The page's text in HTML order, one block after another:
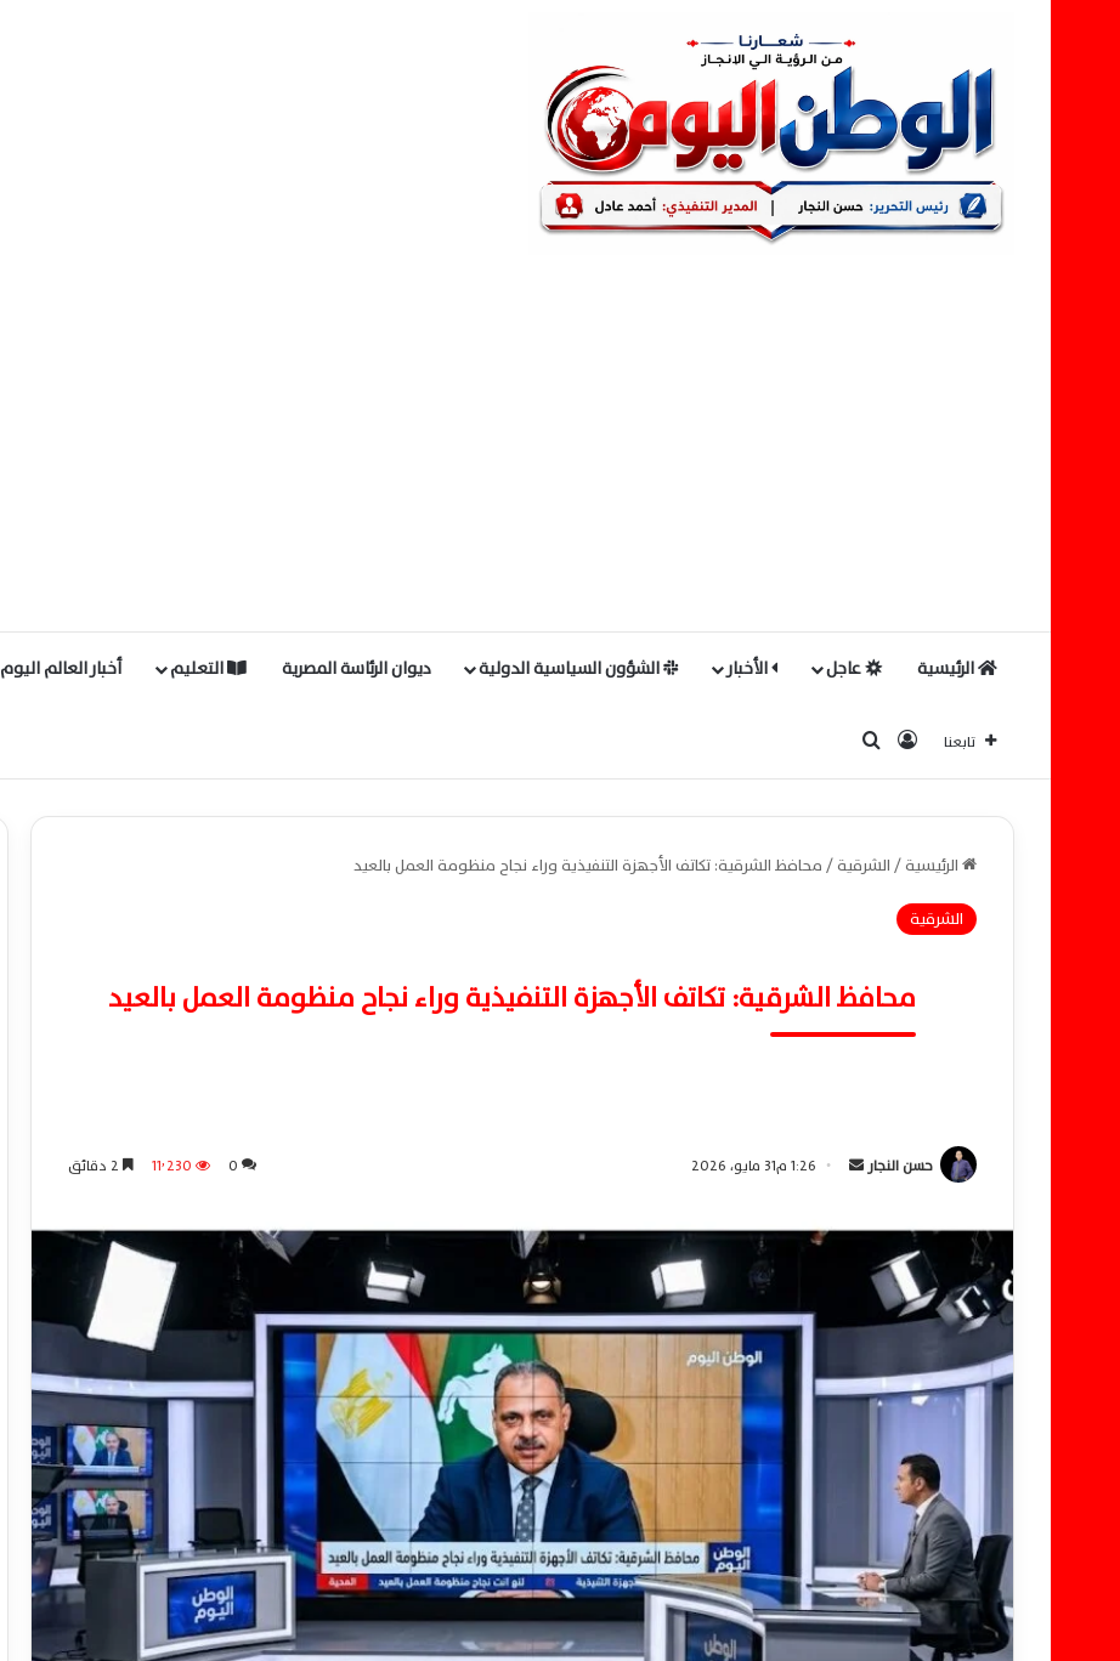
الرئيسية عاجل الأخبار الشؤون السياسية الدولية ديوان الرئاسة المصرية التعليم أخبار العالم اليوم
تابعنا تسجيل الدخول
الرئيسية/الشرقية/محافظ الشرقية: تكاتف الأجهزة التنفيذية وراء نجاح منظومة العمل بالعيد
الشرقية
محافظ الشرقية: تكاتف الأجهزة التنفيذية وراء نجاح منظومة العمل بالعيد
حسن النجار
س
ا
و
ن
ي
1:26 م31 مايو، 2026 0 11٬230